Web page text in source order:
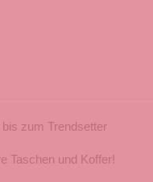
zum Trendsetter
Taschen und Koffer!